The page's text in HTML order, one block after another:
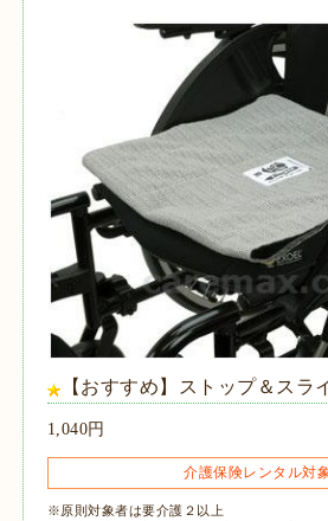
【おすすめ】ストップ＆スラ
1,040円
介護保険レンタル対
※原則対象者は要介護２以上